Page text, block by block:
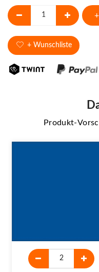
+ Wunschliste
Produkt-